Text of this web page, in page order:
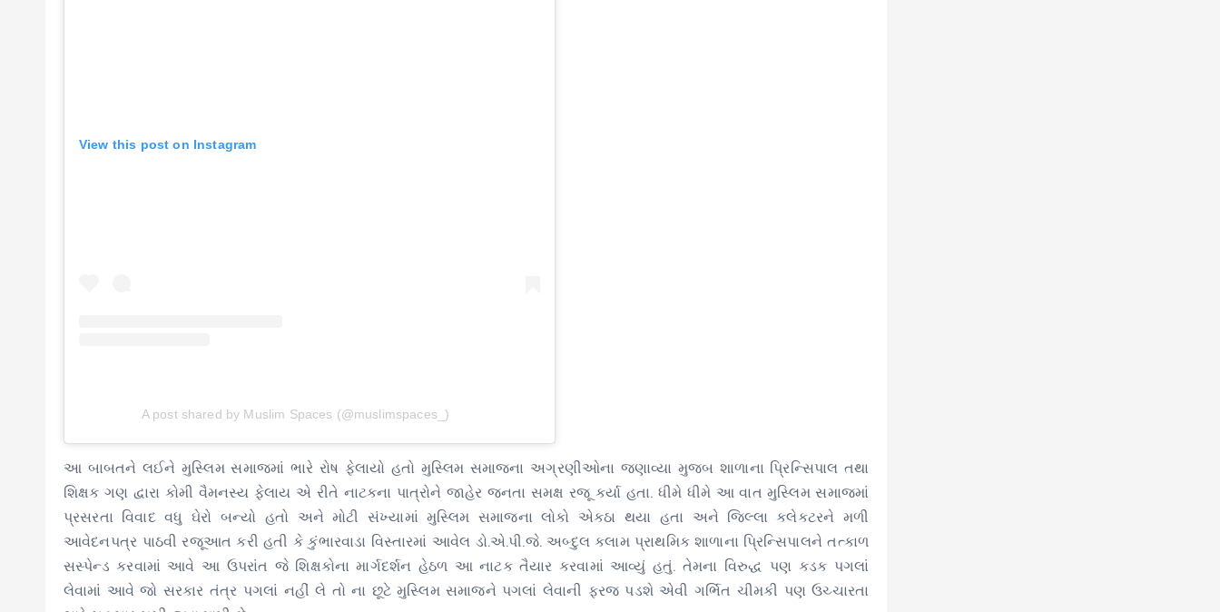
View this post on Instagram
A post shared by Muslim Spaces (@muslimspaces_)
આ બાબતને લઈને મુસ્લિમ સમાજમાં ભારે રોષ ફેલાયો હતો મુસ્લિમ સમાજના અગ્રણીઓના જણાવ્યા મુજબ શાળાના પ્રિન્સિપાલ તથા
શિક્ષક ગણ દ્વારા કોમી વૈમનસ્ય ફેલાય એ રીતે નાટકના પાત્રોને જાહેર જનતા સમક્ષ રજૂ કર્યા હતા. ધીમે ધીમે આ વાત મુસ્લિમ સમાજમાં
પ્રસરતા વિવાદ વધુ ઘેરો બન્યો હતો અને મોટી સંખ્યામાં મુસ્લિમ સમાજના લોકો એકઠા થયા હતા અને જિલ્લા કલેકટરને મળી
આવેદનપત્ર પાઠવી રજૂઆત કરી હતી કે કુંભારવાડા વિસ્તારમાં આવેલ ડો.એ.પી.જે. અબ્દુલ કલામ પ્રાથમિક શાળાના પ્રિન્સિપાલને તત્કાળ
સસ્પેન્ડ કરવામાં આવે આ ઉપરાંત જે શિક્ષકોના માર્ગદર્શન હેઠળ આ નાટક તૈયાર કરવામાં આવ્યું હતું. તેમના વિરુદ્ધ પણ કડક પગલાં
લેવામાં આવે જો સરકાર તંત્ર પગલાં નહીં લે તો ના છૂટે મુસ્લિમ સમાજને પગલાં લેવાની ફરજ પડશે એવી ગર્ભિત ચીમકી પણ ઉચ્ચારતા